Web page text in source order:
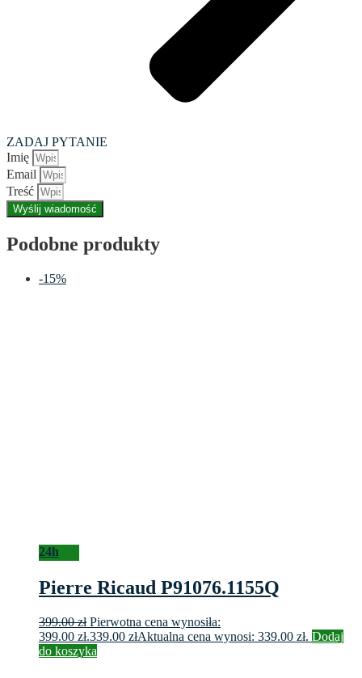
ZADAJ PYTANIE
Imię
Email
Treść
Wyślij wiadomość
Podobne produkty
-15%
24h
Pierre Ricaud P91076.1155Q
399.00zł Pierwotna cena wynosiła:
399.00 zł.339.00 złAktualna cena wynosi: 339.00 zł. Dodaj
do koszyka